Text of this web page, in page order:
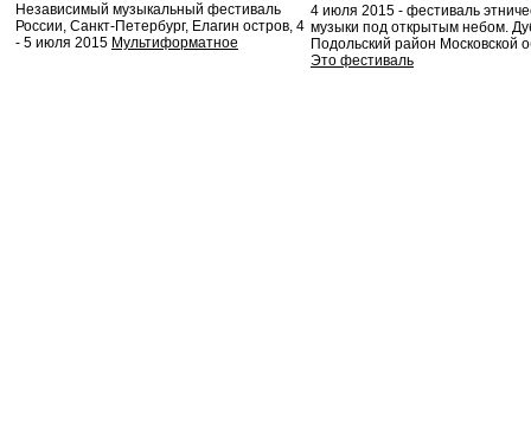
Независимый музыкальный фестиваль
России, Санкт-Петербург, Елагин остров, 4
- 5 июля 2015 Мультиформатное
4 июля 2015 - фестиваль
музыки под открытым небом.
Подольский район Московской
Это фестиваль